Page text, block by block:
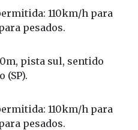
110km/h para
pesados.
pista sul, sentido
(SP).
110km/h para
pesados.